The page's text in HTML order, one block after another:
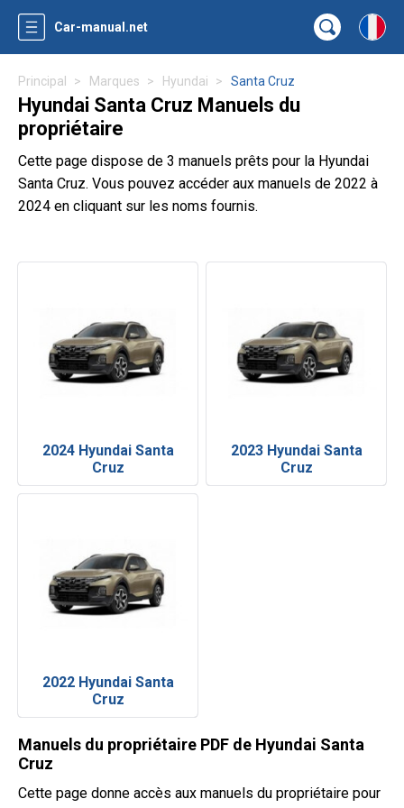
Car-manual.net
Principal Marques Hyundai Santa Cruz
Hyundai Santa Cruz Manuels du
propriétaire
Cette page dispose de 3 manuels prêts pour la Hyundai
Santa Cruz. Vous pouvez accéder aux manuels de 2022 à
2024 en cliquant sur les noms fournis.
2024 Hyundai Santa
Cruz
2023 Hyundai Santa
Cruz
2022 Hyundai Santa
Cruz
Manuels du propriétaire PDF de Hyundai Santa
Cruz
Cette page donne accès aux manuels du propriétaire pour